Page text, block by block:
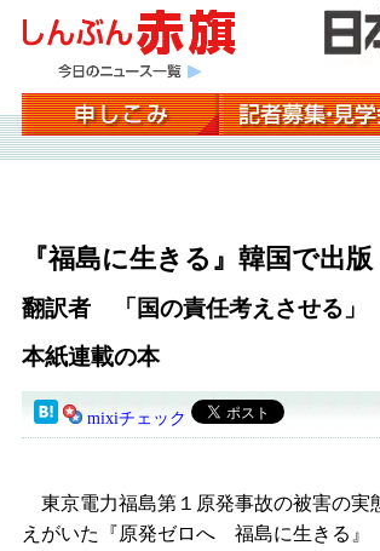
『福島に生きる』韓国で出版
翻訳者 「国の責任考えさせる」
本紙連載の本
mixiチェック
東京電力福島第１原発事故の被害の実
えがいた『原発ゼロへ 福島に生きる』